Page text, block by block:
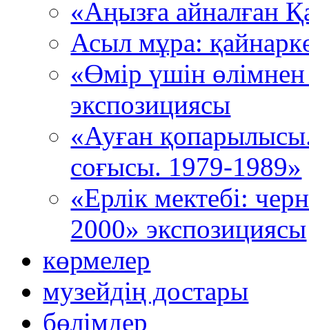
«Аңызға айналған
Асыл мұра:
«Өмір үшін
экспозициясы
«Ауған
соғысы. 1979-1989»
«Ерлік мектебі:
2000» экспозициясы
көрмелер
музейдің достары
бөлімдер